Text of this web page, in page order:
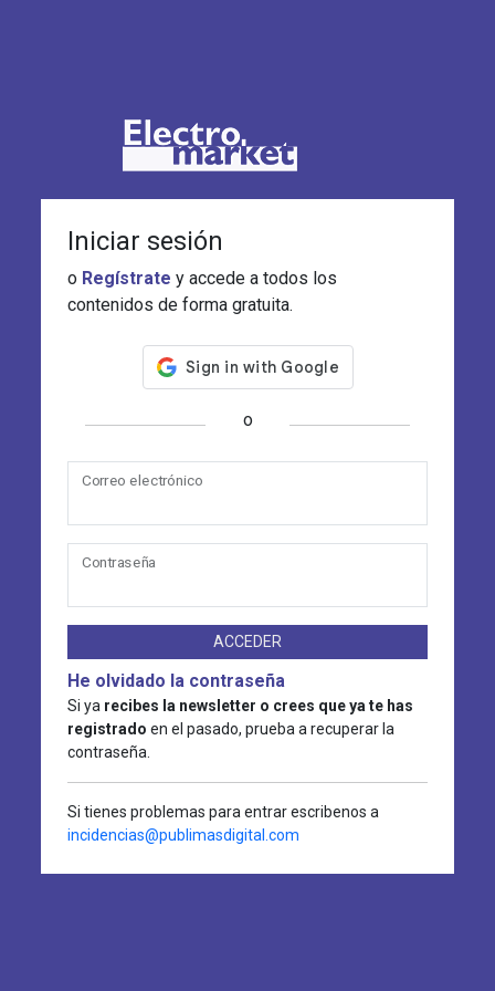
Iniciar sesión
o Regístrate y accede a todos los
contenidos de forma gratuita.
o
Correo electrónico
Contraseña
ACCEDER
He olvidado la contraseña
Si ya recibes la newsletter o crees que ya te has
registrado en el pasado, prueba a recuperar la
contraseña.
Si tienes problemas para entrar escribenos a
incidencias@publimasdigital.com